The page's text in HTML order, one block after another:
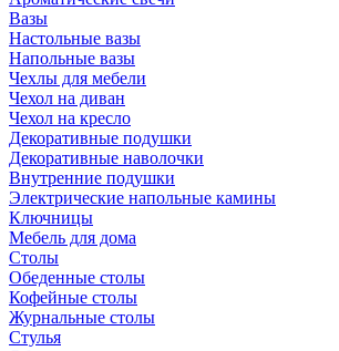
Вазы
Настольные вазы
Напольные вазы
Чехлы для мебели
Чехол на диван
Чехол на кресло
Декоративные подушки
Декоративные наволочки
Внутренние подушки
Электрические напольные камины
Ключницы
Мебель для дома
Столы
Обеденные столы
Кофейные столы
Журнальные столы
Стулья